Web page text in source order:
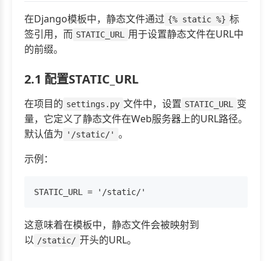
在Django模板中，静态文件通过 {% static %} 标
签引用，而 STATIC_URL
用于设置静态文件在URL中
的前缀。
2.1 配置STATIC_URL
在项目的 settings.py 文件中，设置 STATIC_URL
变
量，它定义了静态文件在Web服务器上的URL路径。
默认值为 '/static/' 。
示例：
这意味着在模板中，静态文件会被映射到
以 /static/ 开头的URL。